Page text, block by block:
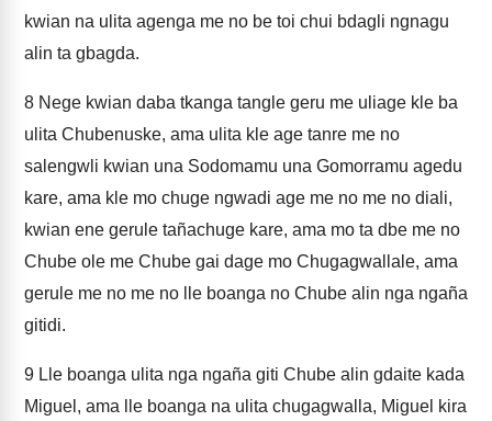
kwian na ulita agenga me no be toi chui bdagli ngnagu
alin ta gbagda.
8 Nege kwian daba tkanga tangle geru me uliage kle ba
ulita Chubenuske, ama ulita kle age tanre me no
salengwli kwian una Sodomamu una Gomorramu agedu
kare, ama kle mo chuge ngwadi age me no me no diali,
kwian ene gerule tañachuge kare, ama mo ta dbe me no
Chube ole me Chube gai dage mo Chugagwallale, ama
gerule me no me no lle boanga no Chube alin nga ngaña
gitidi.
9 Lle boanga ulita nga ngaña giti Chube alin gdaite kada
Miguel, ama lle boanga na ulita chugagwalla, Miguel kira